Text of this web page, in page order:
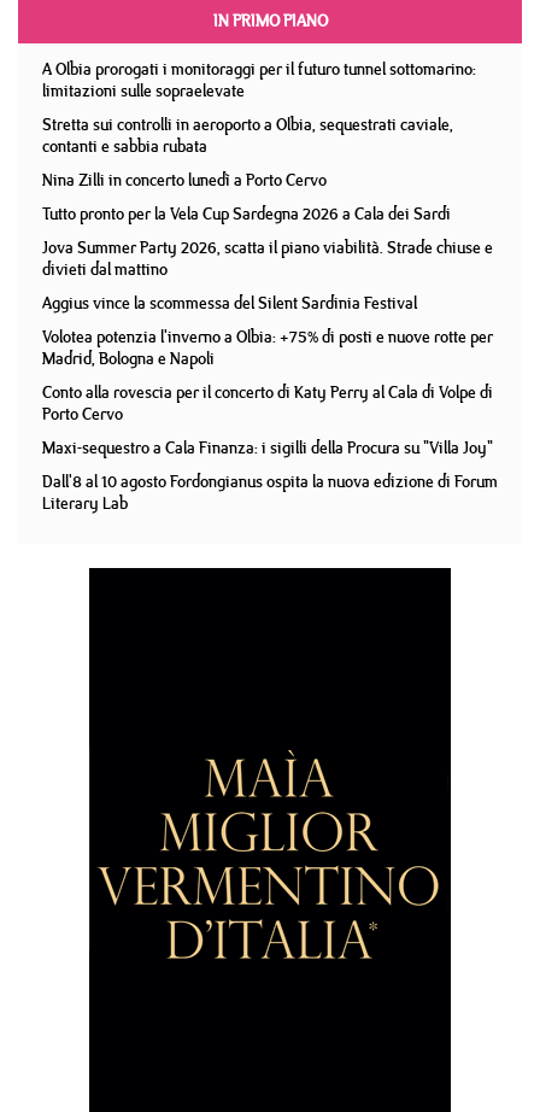
IN PRIMO PIANO
A Olbia prorogati i monitoraggi per il futuro tunnel sottomarino:
limitazioni sulle sopraelevate
Stretta sui controlli in aeroporto a Olbia, sequestrati caviale,
contanti e sabbia rubata
Nina Zilli in concerto lunedì a Porto Cervo
Tutto pronto per la Vela Cup Sardegna 2026 a Cala dei Sardi
Jova Summer Party 2026, scatta il piano viabilità. Strade chiuse e
divieti dal mattino
Aggius vince la scommessa del Silent Sardinia Festival
Volotea potenzia l'inverno a Olbia: +75% di posti e nuove rotte per
Madrid, Bologna e Napoli
Conto alla rovescia per il concerto di Katy Perry al Cala di Volpe di
Porto Cervo
Maxi-sequestro a Cala Finanza: i sigilli della Procura su "Villa Joy"
Dall'8 al 10 agosto Fordongianus ospita la nuova edizione di Forum
Literary Lab